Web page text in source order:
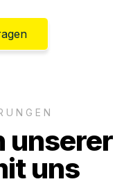
unserer
uns